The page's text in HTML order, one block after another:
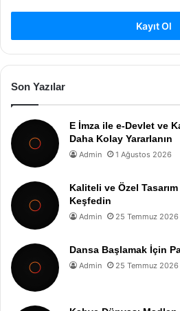
Kayıt Ol
Son Yazılar
E İmza ile e-Devlet ve
Daha Kolay Yararlanın
Admin 1 Ağustos 2026
Kaliteli ve Özel
Keşfedin
Admin 25 Temmuz 2026
Dansa Başlamak İçin
Admin 25 Temmuz 2026